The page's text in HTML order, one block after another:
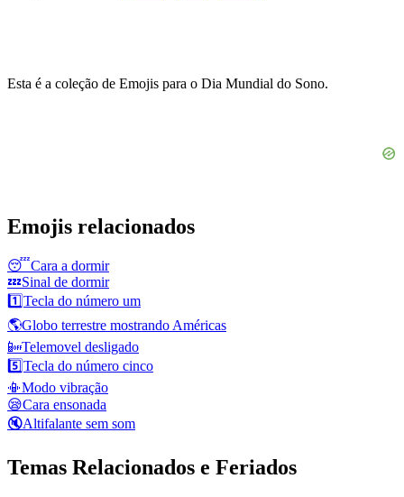
Esta é a coleção de Emojis para o Dia Mundial do Sono.
Emojis relacionados
😴Cara a dormir
💤Sinal de dormir
1️⃣Tecla do número um
🌎Globo terrestre mostrando Américas
📴Telemovel desligado
5️⃣Tecla do número cinco
📳Modo vibração
😪Cara ensonada
🔇Altifalante sem som
Temas Relacionados e Feriados